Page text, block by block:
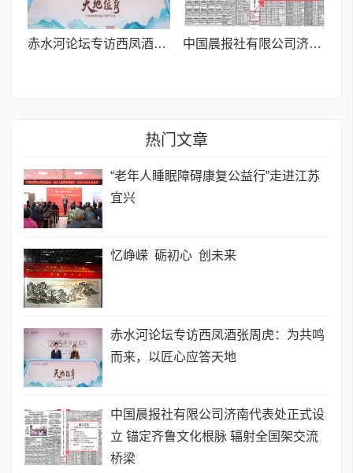
赤水河论坛专访西凤酒张周虎：为共鸣而来，以匠心应答天地 中国晨报社有限公司济南代表处正式设立 锚定齐鲁文化根脉 辐射全国架交流桥梁
热门文章
“老年人睡眠障碍康复公益行”走进江苏
宜兴
忆峥嵘 砺初心 创未来
赤水河论坛专访西凤酒张周虎：为共鸣
而来，以匠心应答天地
中国晨报社有限公司济南代表处正式设
立 锚定齐鲁文化根脉 辐射全国架交流
桥梁